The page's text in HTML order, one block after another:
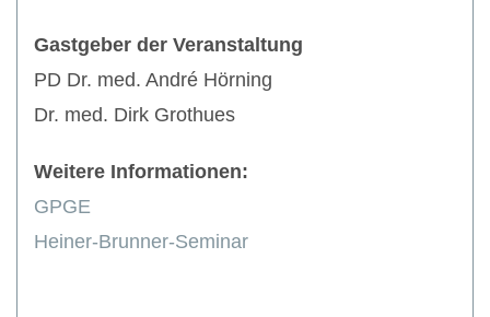
Gastgeber der Veranstaltung
PD Dr. med. André Hörning
Dr. med. Dirk Grothues
Weitere Informationen:
GPGE
Heiner-Brunner-Seminar